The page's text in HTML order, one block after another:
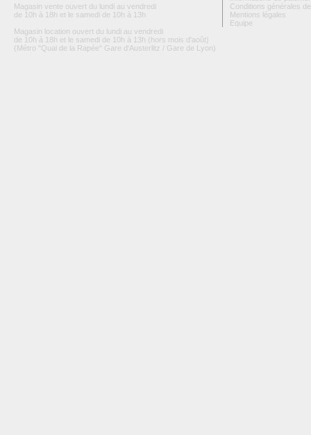
Magasin vente ouvert du lundi au vendredi
de 10h à 18h et le samedi de 10h à 13h
Magasin location ouvert du lundi au vendredi
de 10h à 18h et le samedi de 10h à 13h (hors mois d'août)
(Métro "Quai de la Rapée" Gare d'Austerlitz / Gare de Lyon)
Conditions générales
Mentions légales
Equipe